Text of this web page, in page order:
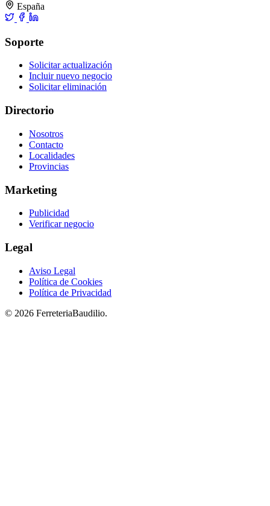
España
Soporte
Solicitar actualización
Incluir nuevo negocio
Solicitar eliminación
Directorio
Nosotros
Contacto
Localidades
Provincias
Marketing
Publicidad
Verificar negocio
Legal
Aviso Legal
Política de Cookies
Política de Privacidad
© 2026 FerreteriaBaudilio.